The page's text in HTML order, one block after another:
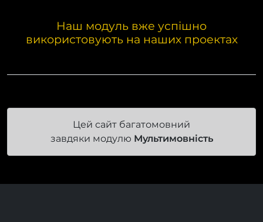
Наш модуль вже успішно
використовують на наших проектах
Цей сайт багатомовний
завдяки модулю Мультимовність